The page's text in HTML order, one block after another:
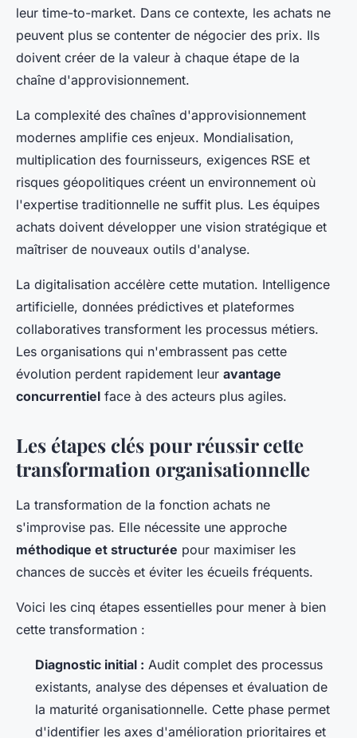
leur time-to-market. Dans ce contexte, les achats ne
peuvent plus se contenter de négocier des prix. Ils
doivent créer de la valeur à chaque étape de la
chaîne d'approvisionnement.
La complexité des chaînes d'approvisionnement
modernes amplifie ces enjeux. Mondialisation,
multiplication des fournisseurs, exigences RSE et
risques géopolitiques créent un environnement où
l'expertise traditionnelle ne suffit plus. Les équipes
achats doivent développer une vision stratégique et
maîtriser de nouveaux outils d'analyse.
La digitalisation accélère cette mutation. Intelligence
artificielle, données prédictives et plateformes
collaboratives transforment les processus métiers.
Les organisations qui n'embrassent pas cette
évolution perdent rapidement leur avantage
concurrentiel face à des acteurs plus agiles.
Les étapes clés pour réussir cette
transformation organisationnelle
La transformation de la fonction achats ne
s'improvise pas. Elle nécessite une approche
méthodique et structurée pour maximiser les
chances de succès et éviter les écueils fréquents.
Voici les cinq étapes essentielles pour mener à bien
cette transformation :
Diagnostic initial : Audit complet des processus
existants, analyse des dépenses et évaluation de
la maturité organisationnelle. Cette phase permet
d'identifier les axes d'amélioration prioritaires et